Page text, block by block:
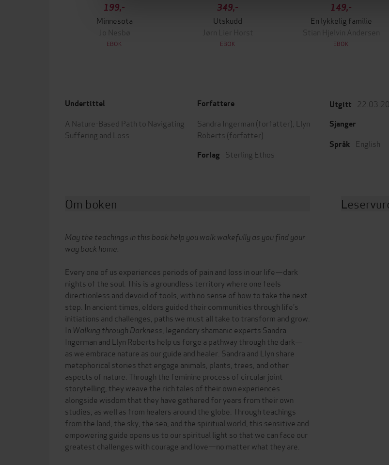
199,-
Minnesota
Jo Nesbø
EBOK
349,-
Utskudd
Jørn Lier Horst
EBOK
149,-
En lykkelig familie
Stian Hjelvin Andersen
EBOK
Undertittel
A Nature-Based Path to Navigating
Suffering and Loss
Forfattere
Sandra Ingerman (forfatter),
Llyn
Roberts (forfatter)
Forlag Sterling Ethos
Utgitt
Sjanger
Språk
English
Om boken
May the teachings in this book help you walk wakefully as you find your
way back home.
Every one of us experiences periods of pain and loss in our life—dark
nights of the soul. This is a groundless territory where one feels
directionless and devoid of tools, with no sense of how to take the next
step. In ancient times, elders guided their communities through life’s
initiations and challenges, paths we must all take to transform and grow.
In Walking through Darkness , legendary shamanic experts Sandra
Ingerman and Llyn Roberts help us forge a pathway through the dark—
as we embrace nature as our guide and healer. Sandra and Llyn share
metaphorical stories that engage animals, plants, trees, and other
aspects of nature. Through the feminine process of circular joint
storytelling, they weave the rich tales of their own experiences
alongside wisdom that they have gathered for years from their own
studies, as well as from healers around the globe. Through teachings
from the land, the sky, the sea, and the spiritual world, this sensitive and
empowering guide opens us to our spiritual light so that we can face our